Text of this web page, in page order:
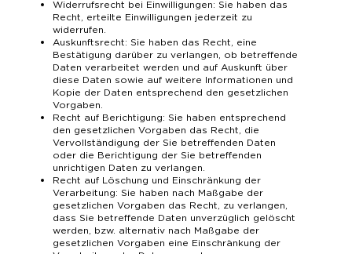
Widerrufsrecht bei Einwilligungen: Sie haben das
Recht, erteilte Einwilligungen jederzeit zu
widerrufen.
Auskunftsrecht: Sie haben das Recht, eine
Bestätigung darüber zu verlangen, ob betreffende
Daten verarbeitet werden und auf Auskunft über
diese Daten sowie auf weitere Informationen und
Kopie der Daten entsprechend den gesetzlichen
Vorgaben.
Recht auf Berichtigung: Sie haben entsprechend
den gesetzlichen Vorgaben das Recht, die
Vervollständigung der Sie betreffenden Daten
oder die Berichtigung der Sie betreffenden
unrichtigen Daten zu verlangen.
Recht auf Löschung und Einschränkung der
Verarbeitung: Sie haben nach Maßgabe der
gesetzlichen Vorgaben das Recht, zu verlangen,
dass Sie betreffende Daten unverzüglich gelöscht
werden, bzw. alternativ nach Maßgabe der
gesetzlichen Vorgaben eine Einschränkung der